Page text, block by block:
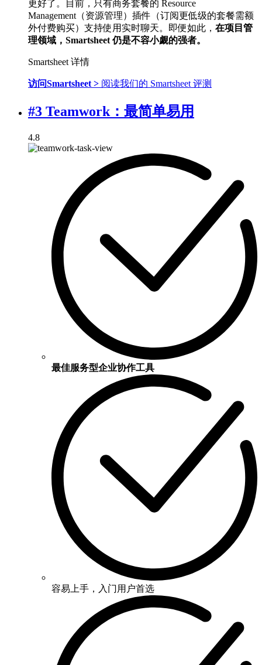
更好了。目前，只有商务套餐的 Resource
Management（资源管理）插件（订阅更低级的套餐需额
外付费购买）支持使用实时聊天。即便如此， 在项目管
理领域，Smartsheet 仍是不容小觑的强者。
Smartsheet 详情
访问Smartsheet > 阅读我们的 Smartsheet 评测
#3 Teamwork：最简单易用
4.8
最佳服务型企业协作工具
容易上手，入门用户首选